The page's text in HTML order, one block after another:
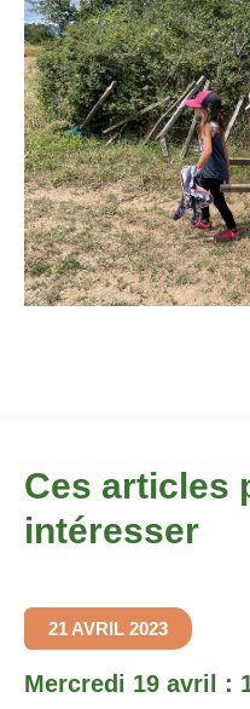
Ces articles
intéresser
21 AVRIL 2023
Mercredi 19 avril :